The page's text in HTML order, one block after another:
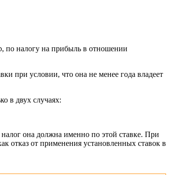
по налогу на прибыль в отношении
при условии, что она не менее года владеет
в двух случаях:
она должна именно по этой ставке. При
отказ от применения установленных ставок в